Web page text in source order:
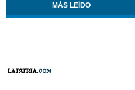
MÁS LEÍDO